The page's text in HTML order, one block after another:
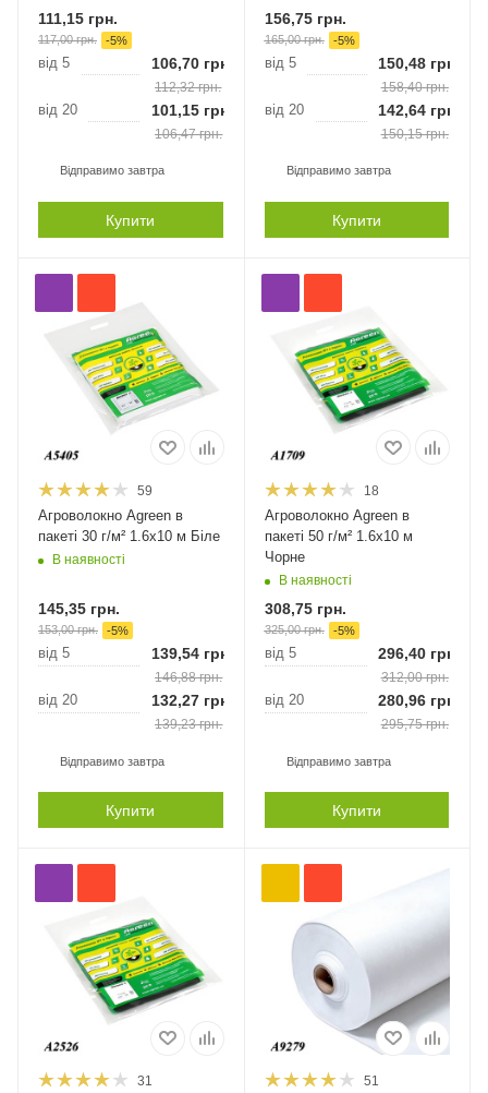
111,15 грн.
117,00грн. -5%
від 5 106,70 грн.
112,32грн.
від 20 101,15 грн.
106,47грн.
Відправимо завтра
Купити
156,75грн.
165,00грн. -5%
від 5 150,48грн.
158,40грн.
від 20 142,64грн.
150,15грн.
Відправимо завтра
Купити
59
Агроволокно Agreen в
пакеті 30 г/м² 1.6х10 м Біле
В наявності
145,35 грн.
153,00грн. -5%
від 5 139,54 грн.
146,88грн.
від 20 132,27 грн.
139,23грн.
Відправимо завтра
Купити
18
Агроволокно Agreen в
пакеті 50 г/м² 1.6х10 м
Чорне
В наявності
308,75грн.
325,00грн. -5%
від 5 296,40грн.
312,00грн.
від 20 280,96грн.
295,75грн.
Відправимо завтра
Купити
31 51